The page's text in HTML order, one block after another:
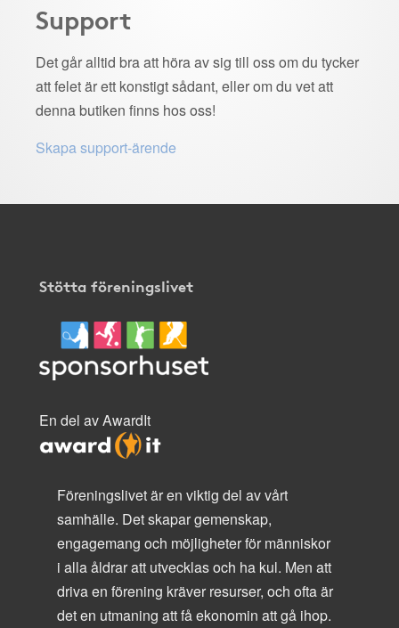
Support
Det går alltid bra att höra av sig till oss om du tycker
att felet är ett konstigt sådant, eller om du vet att
denna butiken finns hos oss!
Skapa support-ärende
Stötta föreningslivet
En del av AwardIt
Föreningslivet är en viktig del av vårt
samhälle. Det skapar gemenskap,
engagemang och möjligheter för människor
i alla åldrar att utvecklas och ha kul. Men att
driva en förening kräver resurser, och ofta är
det en utmaning att få ekonomin att gå ihop.